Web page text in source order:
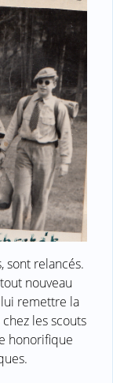
sont relancés.
nouveau
remettre la
les scouts
honorifique